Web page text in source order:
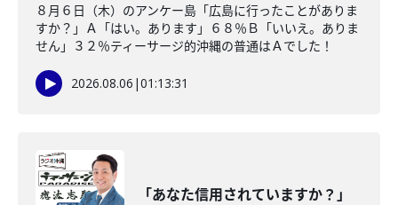
８月６日（木）のアンケー島「広島に行ったことがありま
すか？」Ａ「はい。あります」６８％Ｂ「いいえ。ありま
せん」３２％ティーサージ的沖縄の普通はＡでした！
2026.08.06 |01:13:31
「あなた信用されていますか？」